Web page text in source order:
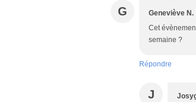
G Geneviève N.
Cet
semaine ?
Répondre
J